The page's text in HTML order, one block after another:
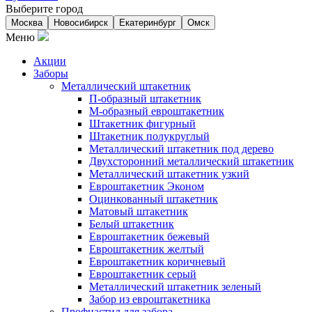
Выберите город
Москва Новосибирск Екатеринбург Омск
Меню
Акции
Заборы
Металлический штакетник
П-образный штакетник
М-образный евроштакетник
Штакетник фигурный
Штакетник полукруглый
Металлический штакетник под дерево
Двухсторонний металлический штакетник
Металлический штакетник узкий
Евроштакетник Эконом
Оцинкованный штакетник
Матовый штакетник
Белый штакетник
Евроштакетник бежевый
Евроштакетник желтый
Евроштакетник коричневый
Евроштакетник серый
Металлический штакетник зеленый
Забор из евроштакетника